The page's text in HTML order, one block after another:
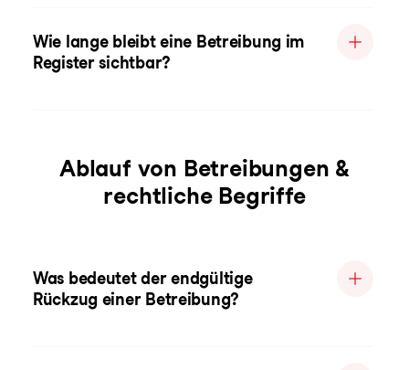
Wie lange bleibt eine Betreibung im
Register sichtbar?
Ablauf von Betreibungen &
rechtliche Begriffe
Was bedeutet der endgültige
Rückzug einer Betreibung?